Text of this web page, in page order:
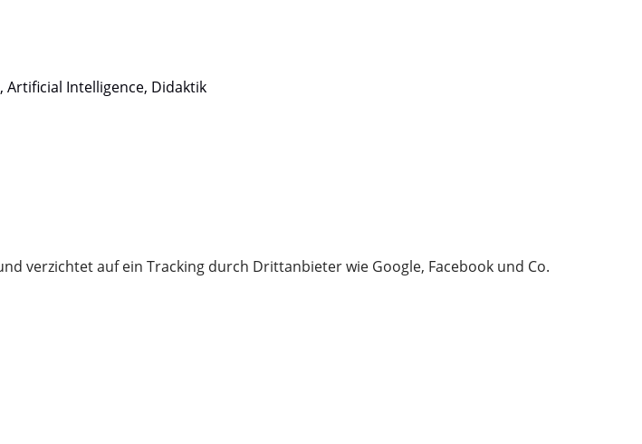
Intelligence, Didaktik
verzichtet auf ein Tracking durch Drittanbieter wie Google, Facebook und Co.